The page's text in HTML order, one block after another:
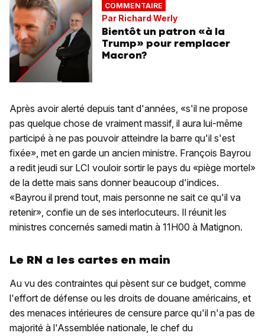
COMMENTAIRE
Par Richard Werly
Bientôt un patron «à la
Trump» pour remplacer
Macron?
Après avoir alerté depuis tant d'années, «s'il ne propose
pas quelque chose de vraiment massif, il aura lui-même
participé à ne pas pouvoir atteindre la barre qu'il s'est
fixée», met en garde un ancien ministre. François Bayrou
a redit jeudi sur LCI vouloir sortir le pays du «piège mortel»
de la dette mais sans donner beaucoup d'indices.
«Bayrou il prend tout, mais personne ne sait ce qu'il va
retenir», confie un de ses interlocuteurs. Il réunit les
ministres concernés samedi matin à 11H00 à Matignon.
Le RN a les cartes en main
Au vu des contraintes qui pèsent sur ce budget, comme
l'effort de défense ou les droits de douane américains, et
des menaces intérieures de censure parce qu'il n'a pas de
majorité à l'Assemblée nationale, le chef du